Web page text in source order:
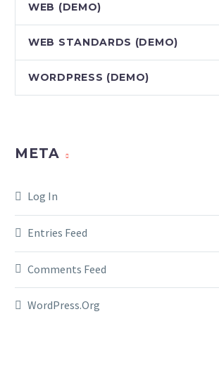
WEB (DEMO)
WEB STANDARDS (DEMO)
WORDPRESS (DEMO)
META
Log In
Entries Feed
Comments Feed
WordPress.org